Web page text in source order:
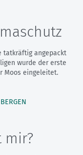
tatkräftig angepackt
wurde der erste
Moos eingeleitet.
mir?